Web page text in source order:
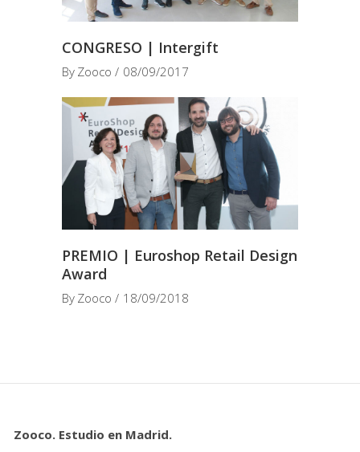
CONGRESO | Intergift
By Zooco 08/09/2017
PREMIO | Euroshop Retail Design
Award
By Zooco 18/09/2018
Zooco. Estudio en Madrid.